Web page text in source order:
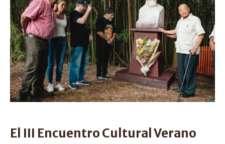
El III Encuentro Cultural Verano